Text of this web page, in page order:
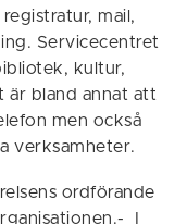
mail,
Servicecentret
kultur,
är bland annat att
men också
verksamheter.
ordförande
I